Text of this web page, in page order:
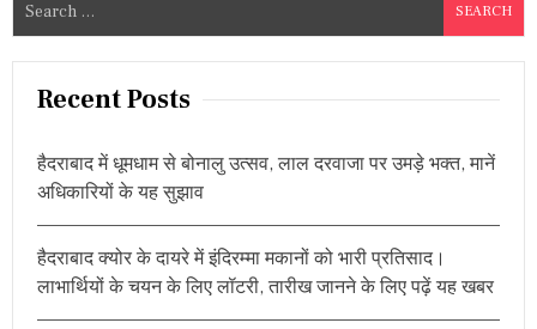
a
Recent Posts
हैदराबाद में धूमधाम से बोनालु उत्सव, लाल दरवाजा पर उमड़े भक्त, मानें
अधिकारियों के यह सुझाव
हैदराबाद क्योर के दायरे में इंदिरम्मा मकानों को भारी प्रतिसाद।
लाभार्थियों के चयन के लिए लॉटरी, तारीख जानने के लिए पढ़ें यह खबर